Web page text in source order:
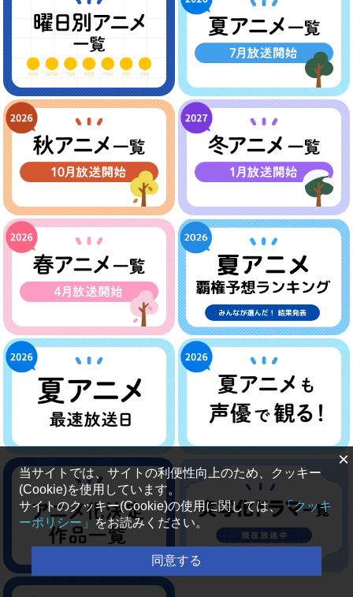
×
当サイトでは、サイトの利便性向上のため、クッキー
(Cookie)を使用しています。
サイトのクッキー(Cookie)の使用に関しては、「クッキ
ーポリシー」 をお読みください。
同意する